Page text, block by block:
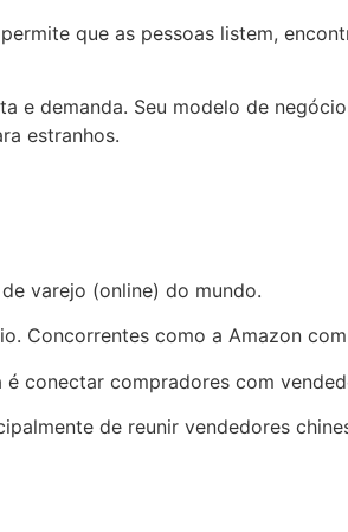
que as pessoas listem,
e demanda. Seu modelo de
estranhos.
varejo (online) do mundo.
Concorrentes como a Amazon
conectar compradores com
de reunir vendedores